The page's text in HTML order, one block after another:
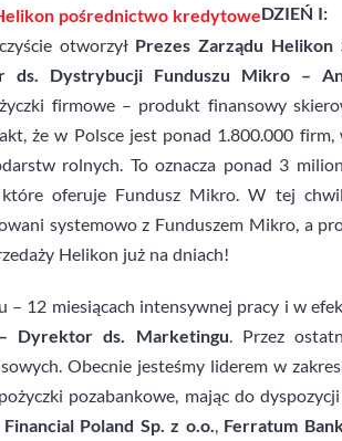
DZIEŃ I:
otworzył Prezes Zarządu Helikon
ds. Dystrybucji Funduszu Mikro –
firmowe – produkt finansowy
że w Polsce jest ponad 1.800.000
rolnych. To oznacza ponad 3
które oferuje Fundusz Mikro. W tej
systemowo z Funduszem Mikro, a
Helikon już na dniach!
– 12 miesiącach intensywnej pracy i w
Dyrektor ds. Marketingu. Przez
Obecnie jesteśmy liderem w
pozabankowe, mając do
Poland Sp. z o.o., Ferratum